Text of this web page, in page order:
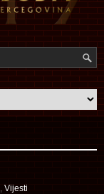
Vijesti